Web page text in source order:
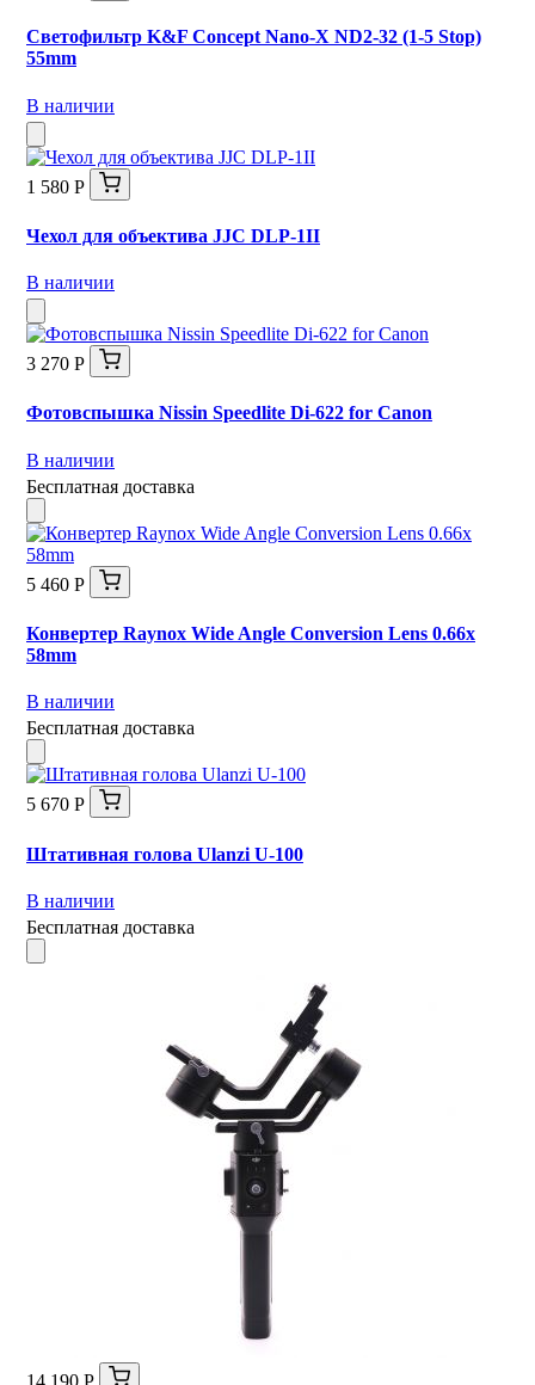
Светофильтр K&F Concept Nano-X ND2-32 (1-5 Stop)
55mm
В наличии
1 580 Р
Чехол для объектива JJC DLP-1II
В наличии
3 270 Р
Фотовспышка Nissin Speedlite Di-622 for Canon
В наличии
Бесплатная доставка
5 460 Р
Конвертер Raynox Wide Angle Conversion Lens 0.66x
58mm
В наличии
Бесплатная доставка
5 670 Р
Штативная голова Ulanzi U-100
В наличии
Бесплатная доставка
14 190 Р